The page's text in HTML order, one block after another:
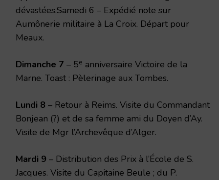
dévastées.Samedi 6 – Expédié note sur
Aumônerie militaire à La Croix. Départ pour
Meaux.
Dimanche 7 – 5e anniversaire Victoire de la
Marne. Toast : Pèlerinage aux Tombes.
Lundi 8 – Retour à Reims. Visite du Commandant
Bonjean (?) et de sa femme ami du Doyen d’Ay.
Visite de Mgr l’Archevêque d’Alger.
Mardi 9 – Distribution des Prix à l’École de S.
Jacques. Visite du Capitaine Beule ; du P.